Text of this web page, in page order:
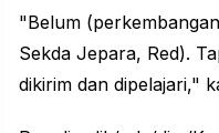
"Belum
Sekda Jepara, Red).
dikirim dan dipelajari,"